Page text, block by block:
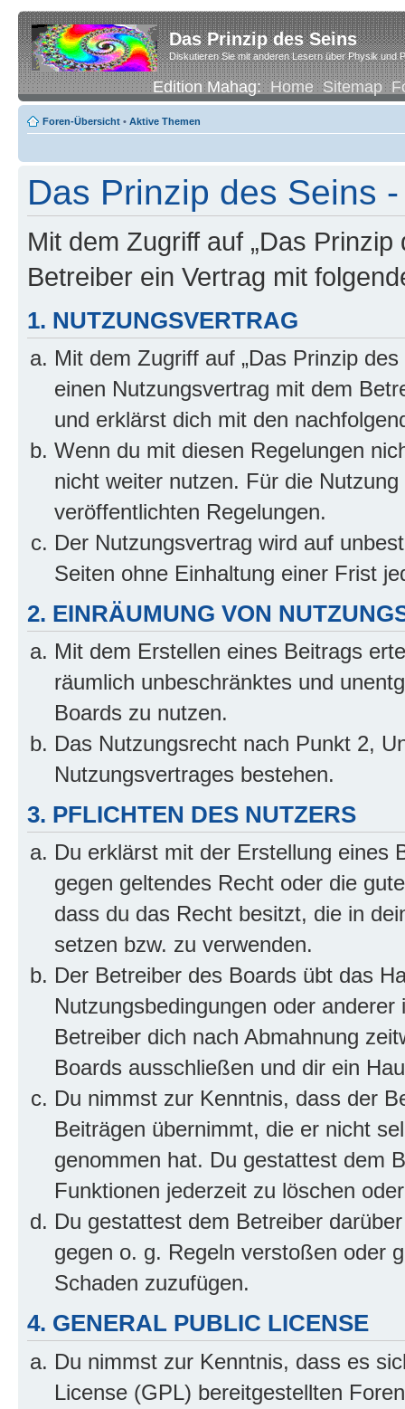
Das Prinzip des Seins
Diskutieren Sie mit anderen Lesern über Physik und
Edition Mahag:Home Sitemap
Foren-Übersicht • Aktive Themen
Das Prinzip des Seins
Mit dem Zugriff auf „Das
Betreiber ein Vertrag mit
1. NUTZUNGSVERTRAG
Mit dem Zugriff auf „Das Prinzip
einen Nutzungsvertrag mit dem
und erklärst dich mit den
Wenn du mit diesen Regelungen
nicht weiter nutzen. Für die
veröffentlichten Regelungen.
Der Nutzungsvertrag wird auf
Seiten ohne Einhaltung einer Frist
2. EINRÄUMUNG VON
Mit dem Erstellen eines Beitrags
räumlich unbeschränktes und
Boards zu nutzen.
Das Nutzungsrecht nach Punkt 2,
Nutzungsvertrages bestehen.
3. PFLICHTEN DES NUTZERS
Du erklärst mit der Erstellung eines
gegen geltendes Recht oder die
dass du das Recht besitzt, die in
setzen bzw. zu verwenden.
Der Betreiber des Boards übt das
Nutzungsbedingungen oder
Betreiber dich nach Abmahnung
Boards ausschließen und dir ein
Du nimmst zur Kenntnis, dass der
Beiträgen übernimmt, die er nicht
genommen hat. Du gestattest dem
Funktionen jederzeit zu löschen
Du gestattest dem Betreiber
gegen o. g. Regeln verstoßen oder
Schaden zuzufügen.
4. GENERAL PUBLIC LICENSE
Du nimmst zur Kenntnis, dass es
License (GPL) bereitgestellten